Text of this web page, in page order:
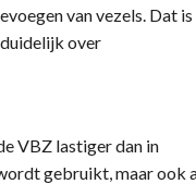
van vezels. Dat is
over
VBZ lastiger dan in
gebruikt, maar ook